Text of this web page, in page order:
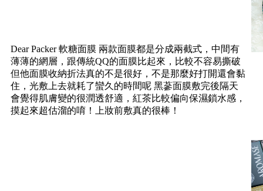
Dear Packer 軟糖面膜 兩款面膜都是分成兩截式，中間有
薄薄的網層，跟傳統QQ的面膜比起來，比較不容易撕破
但他面膜收納折法真的不是很好，不是那麼好打開還會黏
住，光敷上去就耗了蠻久的時間呢 黑蔘面膜敷完後隔天
會覺得肌膚變的很潤透舒適，紅茶比較偏向保濕鎖水感，
摸起來超估溜的唷！上妝前敷真的很棒！